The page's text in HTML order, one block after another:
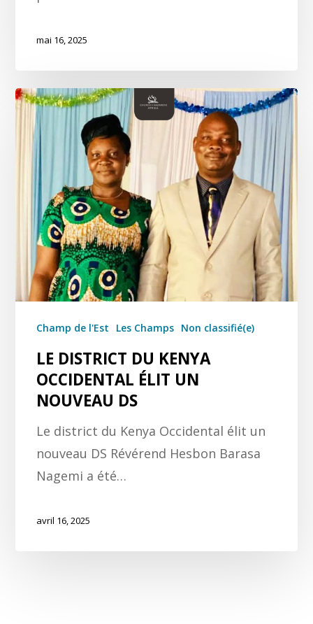
mai 16, 2025
Champ de l'Est Les Champs Non classifié(e)
LE DISTRICT DU KENYA
OCCIDENTAL ÉLIT UN
NOUVEAU DS
Le district du Kenya Occidental élit un
nouveau DS Révérend Hesbon Barasa
Nagemi a été…
avril 16, 2025